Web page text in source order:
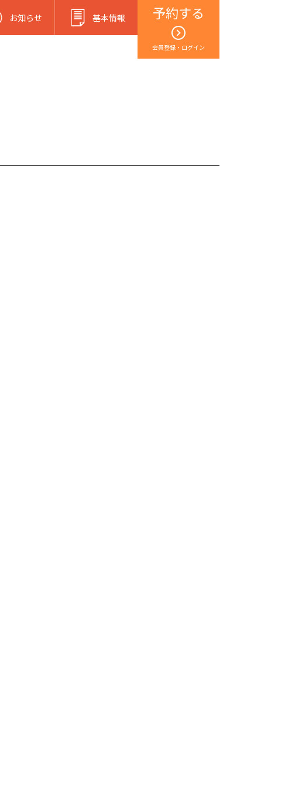
予約する
会員登録・ログイン
お知らせ 基本情報